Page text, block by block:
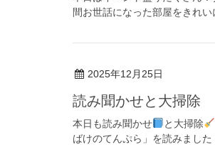
間お世話になった部屋をきれ
2025年12月25日
読み聞かせと大掃除
本日も読み聞かせ と大掃除
ばけのてんぷら」を読みまし